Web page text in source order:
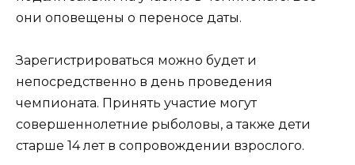
они оповещены о переносе даты.
Зарегистрироваться можно будет и
непосредственно в день проведения
чемпионата. Принять участие могут
совершеннолетние рыболовы, а также дети
старше 14 лет в сопровождении взрослого.